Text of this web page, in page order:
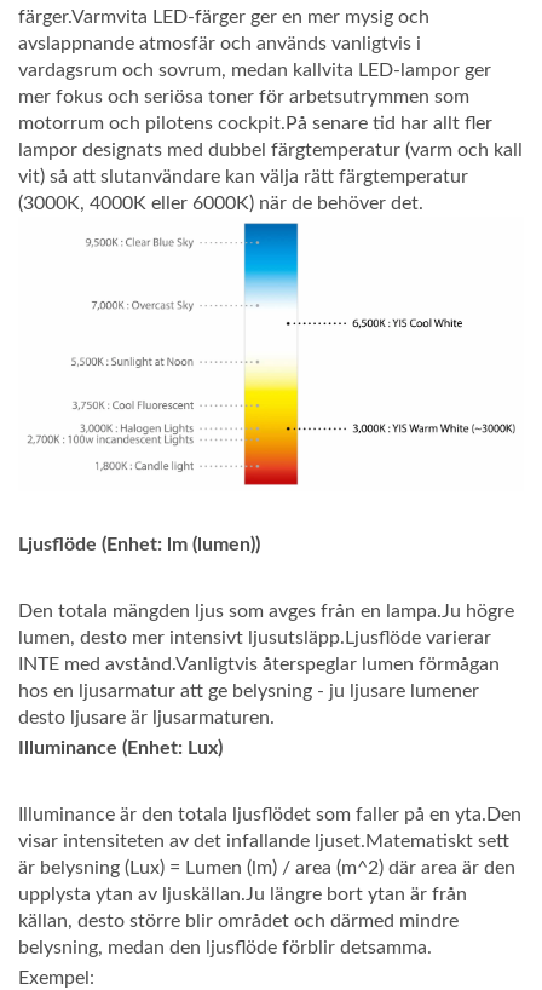
färger.Varmvita LED-färger ger en mer mysig och
avslappnande atmosfär och används vanligtvis i
vardagsrum och sovrum, medan kallvita LED-lampor ger
mer fokus och seriösa toner för arbetsutrymmen som
motorrum och pilotens cockpit.På senare tid har allt fler
lampor designats med dubbel färgtemperatur (varm och kall
vit) så att slutanvändare kan välja rätt färgtemperatur
(3000K, 4000K eller 6000K) när de behöver det.
Ljusflöde (Enhet: lm (lumen))
Den totala mängden ljus som avges från en lampa.Ju högre
lumen, desto mer intensivt ljusutsläpp.Ljusflöde varierar
INTE med avstånd.Vanligtvis återspeglar lumen förmågan
hos en ljusarmatur att ge belysning - ju ljusare lumener
desto ljusare är ljusarmaturen.
Illuminance (Enhet: Lux)
Illuminance är den totala ljusflödet som faller på en yta.Den
visar intensiteten av det infallande ljuset.Matematiskt sett
är belysning (Lux) = Lumen (lm) / area (m^2) där area är den
upplysta ytan av ljuskällan.Ju längre bort ytan är från
källan, desto större blir området och därmed mindre
belysning, medan den ljusflöde förblir detsamma.
Exempel: